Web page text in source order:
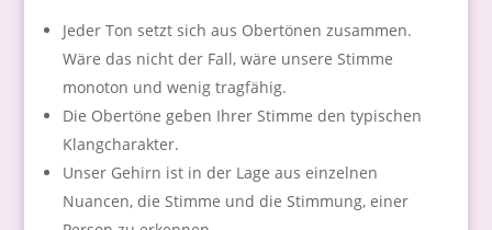
Jeder Ton setzt sich aus Obertönen zusammen.
Wäre das nicht der Fall, wäre unsere Stimme
monoton und wenig tragfähig.
Die Obertöne geben Ihrer Stimme den typischen
Klangcharakter.
Unser Gehirn ist in der Lage aus einzelnen
Nuancen, die Stimme und die Stimmung, einer